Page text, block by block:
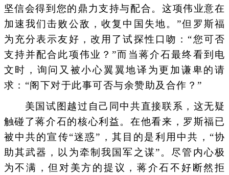
坚信会得到您的鼎力支持与配合。这项伟业意在
加速我们击败公敌，收复中国失地。”但罗斯福
为充分表示友好，改用了试探性口吻：“您可否
支持并配合此项伟业？”而当蒋介石最终看到电
文时，询问又被小心翼翼地译为更加谦卑的请
求：“阁下对于此事可否与余赞助及合作？”
美国试图越过自己同中共直接联系，这无疑
触碰了蒋介石的核心利益。在他看来，罗斯福已
被中共的宣传“迷惑”，其目的是利用中共，“协
助其武器，以为牵制我国军之谋”。尽管内心极
为不满，但对美方的提议，蒋介石不好断然拒